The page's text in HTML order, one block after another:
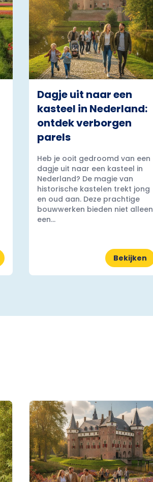
Dagje uit naar een
kasteel in Nederland:
ontdek verborgen
parels
Heb je ooit gedroomd van een
dagje uit naar een kasteel in
Nederland? De magie van
historische kastelen trekt jong
en oud aan. Deze prachtige
bouwwerken bieden niet alleen
een...
Bekijken